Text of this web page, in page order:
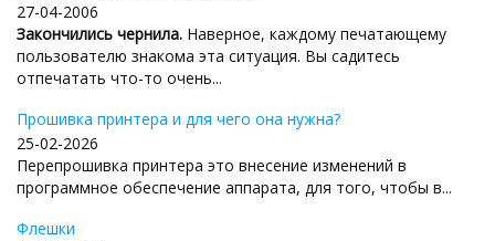
27-04-2006
Закончились чернила. Наверное, каждому печатающему
пользователю знакома эта ситуация. Вы садитесь
отпечатать что-то очень...
Прошивка принтера и для чего она нужна?
25-02-2026
Перепрошивка принтера это внесение изменений в
программное обеспечение аппарата, для того, чтобы в...
Флешки